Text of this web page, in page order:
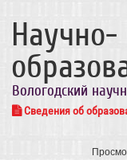
Научно-
Вологодский
Сведения об